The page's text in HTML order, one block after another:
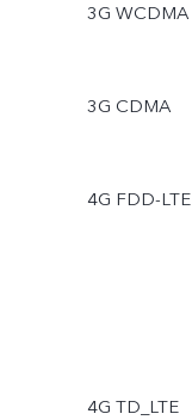
3G WCDMA
3G CDMA
4G FDD-LTE
4G TD_LTE